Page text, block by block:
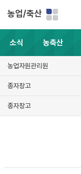
농업/축산
소식 농축산
농업자원관리원
종자창고
종자창고